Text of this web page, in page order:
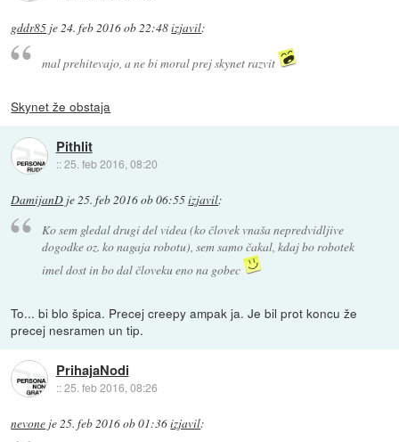
gddr85 je 24. feb 2016 ob 22:48izjavil:
mal prehitevajo, a ne bi moral prej skynet razvit
Skynet že obstaja
Pithlit
::25. feb 2016, 08:20
DamijanD je25. feb 2016 ob 06:55izjavil:
Ko sem gledal drugi del videa (ko človek vnaša nepredvidljive
dogodke oz. ko nagaja robotu), sem samo čakal, kdaj bo robotek
imel dost in bo dal človeku eno na gobec
To... bi blo špica. Precej creepy ampak ja. Je bil prot koncu že
precej nesramen un tip.
PrihajaNodi
::25. feb 2016, 08:26
nevone je25. feb 2016 ob 01:36izjavil: